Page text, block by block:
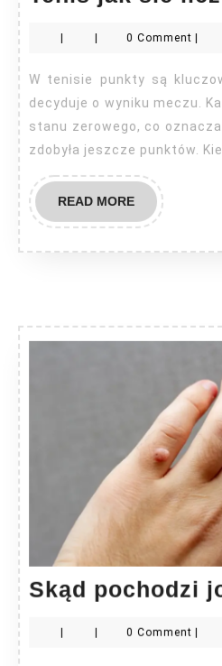
| | 0 Comment |
W tenisie punkty są kluczowym elementem, który
decyduje o wyniku meczu.
stanu zerowego, co
zdobyła jeszcze punktów.
READ MOREREAD
MORE
Skąd pochodzi
0 Comment